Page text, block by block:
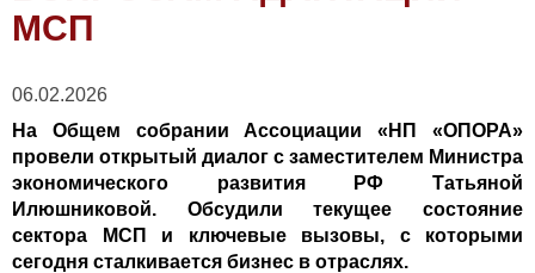
МСП
06.02.2026
На Общем собрании Ассоциации «НП «ОПОРА»
провели открытый диалог с заместителем Министра
экономического развития РФ Татьяной
Илюшниковой. Обсудили текущее состояние
сектора МСП и ключевые вызовы, с которыми
сегодня сталкивается бизнес в отраслях.